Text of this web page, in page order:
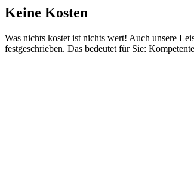
Keine Kosten
Was nichts kostet ist nichts wert! Auch unsere
festgeschrieben. Das bedeutet für Sie: